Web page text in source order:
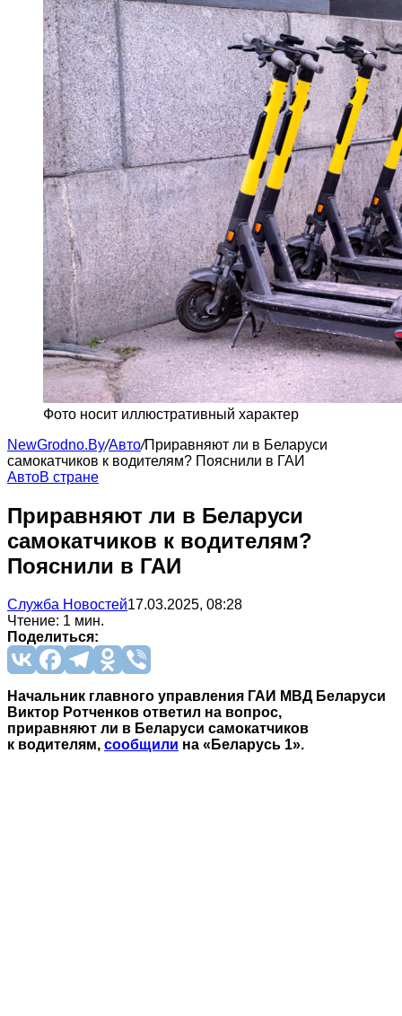
Фото носит иллюстративный характер
NewGrodno.By/Авто/Приравняют ли в Беларуси
самокатчиков к водителям? Пояснили в ГАИ
АвтоВ стране
Приравняют ли в Беларуси
самокатчиков к водителям?
Пояснили в ГАИ
Служба Новостей17.03.2025, 08:28
Чтение: 1 мин.
Поделиться:
Начальник главного управления ГАИ МВД Беларуси
Виктор Ротченков ответил на вопрос,
приравняют ли в Беларуси самокатчиков
к водителям, сообщили на «Беларусь 1».